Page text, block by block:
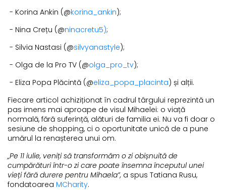
- Korina Ankin (@korina_ankin);
- Nina Crețu (@ninacretu5);
- Silvia Nastasi (@silvyanastyle);
- Olga de la Pro TV (@olga_pro_tv);
- Eliza Popa Plăcintă (@eliza_popa_placinta) și alții.
Fiecare articol achiziționat în cadrul târgului reprezintă un
pas imens mai aproape de visul Mihaelei: o viață
normală, fără suferință, alături de familia ei. Nu va fi doar o
sesiune de shopping, ci o oportunitate unică de a pune
umărul la renașterea unui om.
„Pe 11 iulie, veniți să transformăm o zi obișnuită de
cumpărături într-o zi care poate însemna începutul unei
vieți fără durere pentru Mihaela”, a spus Tatiana Rusu,
fondatoarea MCharity.